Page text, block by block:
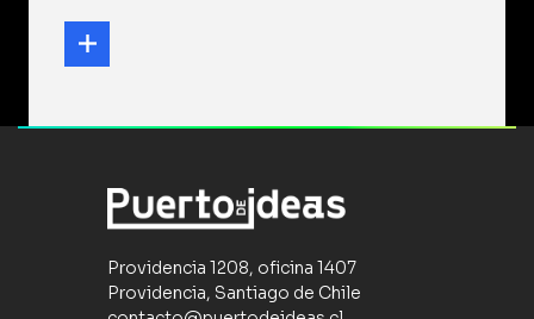
Providencia 1208, oficina 1407
Providencia, Santiago de Chile